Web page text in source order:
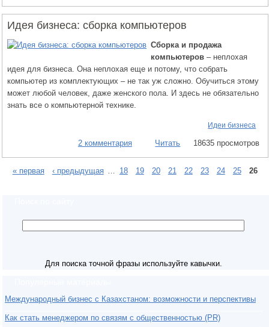
Идея бизнеса: сборка компьютеров
Сборка и продажа
компьютеров – неплохая
идея для бизнеса. Она неплохая еще и потому, что собрать
компьютер из комплектующих – не так уж сложно. Обучиться этому
может любой человек, даже женского пола. И здесь не обязательно
знать все о компьютерной технике.
Идеи бизнеса
2 комментария Читать 18635 просмотров
« первая ‹ предыдущая 18 19 20 21 22 23 24 25 26
Для поиска точной фразы используйте кавычки.
Международный бизнес с Казахстаном: возможности и перспективы
Как стать менеджером по связям с общественностью (PR)